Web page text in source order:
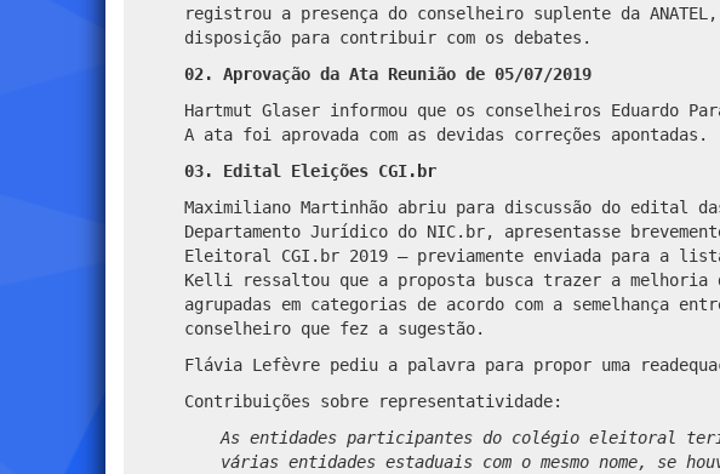
registrou a presença do conselheiro suplente da
disposição para contribuir com os debates.
02. Aprovação da Ata Reunião de 05/07/2019
Hartmut Glaser informou que os conselheiros Eduardo
A ata foi aprovada com as devidas correções apontadas.
03. Edital Eleições CGI.br
Maximiliano Martinhão abriu para discussão do edital
Departamento Jurídico do NIC.br, apresentasse
Eleitoral CGI.br 2019 – previamente enviada para a
Kelli ressaltou que a proposta busca trazer a melhoria
agrupadas em categorias de acordo com a
conselheiro que fez a sugestão.
Flávia Lefèvre pediu a palavra para propor uma
Contribuições sobre representatividade:
As entidades participantes do colégio eleitoral
várias entidades estaduais com o mesmo nome,